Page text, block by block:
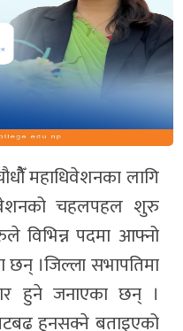
महाधिवेशनका लागि
चहलपहल शुरु
विभिन्न पदमा आफ्नो
छन् ।जिल्ला सभापतिमा
हुने जनाएका छन् ।
हुनसक्ने बताइएको